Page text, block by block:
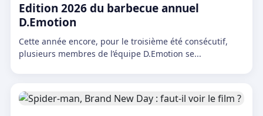
Edition 2026 du barbecue annuel
D.Emotion
Cette année encore, pour le troisième été consécutif,
plusieurs membres de l’équipe D.Emotion se...